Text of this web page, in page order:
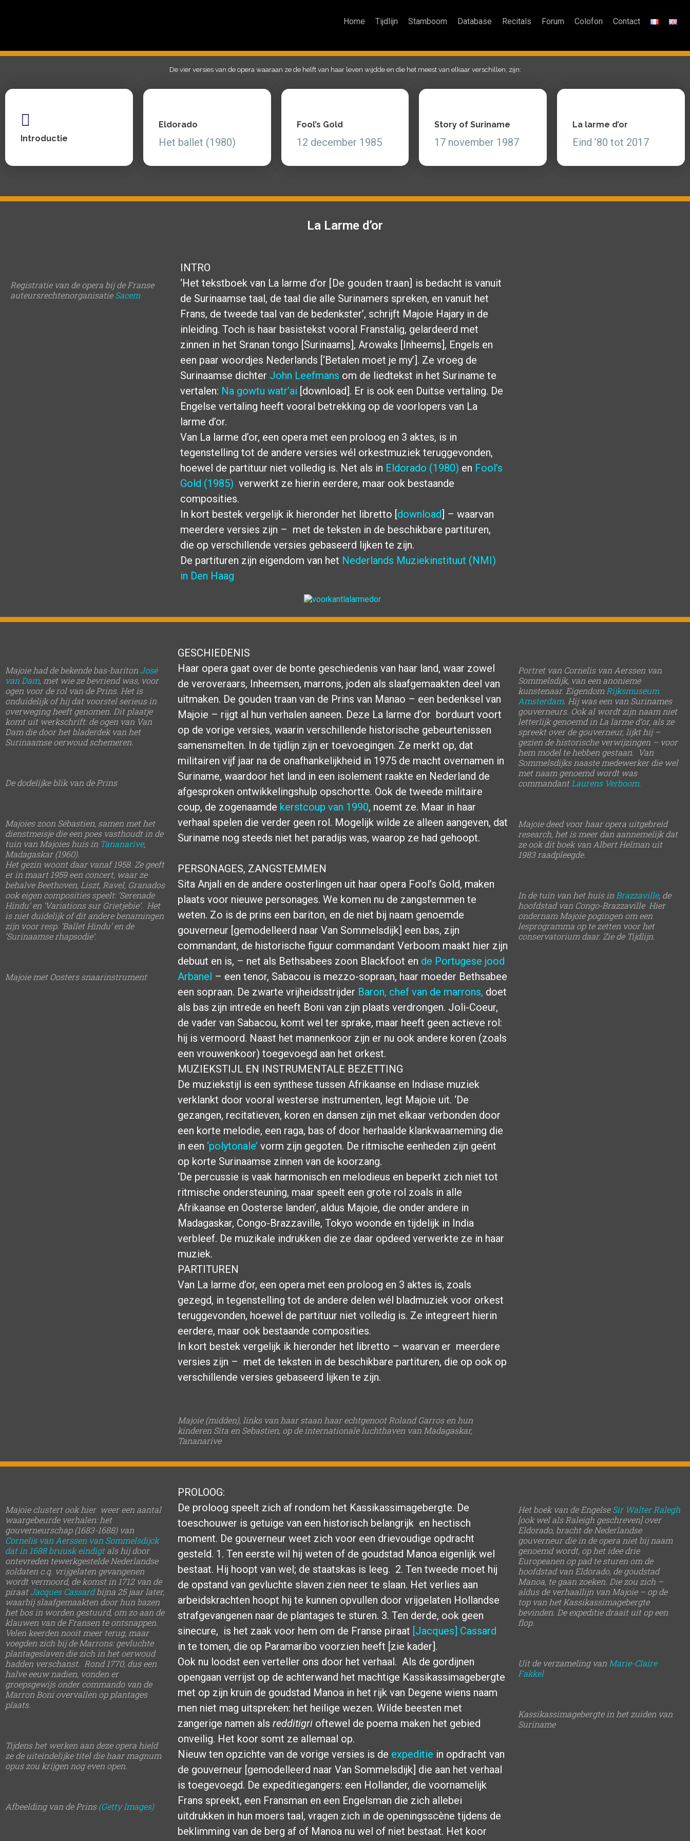
Home Tijdlijn Stamboom Database Recitals Forum Colofon Contact
De vier versies van de opera waaraan ze de helft van haar leven wijdde en die het meest van elkaar verschillen, zijn:
Introductie
Introductie Eldorado
Het ballet (1980)
Zie, lees en luister
Fool’s Gold
12 december 1985
Story of Suriname
17 november 1987
La larme d’or
Eind ’80 tot 2017
La Larme d’or
Registratie van de opera bij de Franse
auteursrechtenorganisatieSacem
INTRO
‘Het tekstboek van La larme d’or [De gouden traan] is bedacht is vanuit
de Surinaamse taal, de taal die alle Surinamers spreken, en vanuit het
Frans, de tweede taal van de bedenkster’, schrijft Majoie Hajary in de
inleiding. Toch is haar basistekst vooral Franstalig, gelardeerd met
zinnen in het Sranan tongo [Surinaams], Arowaks [Inheems], Engels en
een paar woordjes Nederlands [‘Betalen moet je my’]. Ze vroeg de
Surinaamse dichter John Leefmans om de liedtekst in het Suriname te
vertalen: Na gowtu watr’ai [download]. Er is ook een Duitse vertaling. De
Engelse vertaling heeft vooral betrekking op de voorlopers van La
larme d’or.
Van La larme d’or, een opera met een proloog en 3 aktes, is in
tegenstelling tot de andere versies wél orkestmuziek teruggevonden,
hoewel de partituur niet volledig is. Net als in Eldorado (1980) en Fool’s
Gold (1985) verwerkt ze hierin eerdere, maar ook bestaande
composities.
In kort bestek vergelijk ik hieronder het libretto [download] – waarvan
meerdere versies zijn – met de teksten in de beschikbare partituren,
die op verschillende versies gebaseerd lijken te zijn.
De partituren zijn eigendom van het Nederlands Muziekinstituut (NMI)
in Den Haag
Majoie had de bekende bas-bariton José
van Dam, met wie ze bevriend was, voor
ogen voor de rol van de Prins. Het is
onduidelijk of hij dat voorstel serieus in
overweging heeft genomen. Dit plaatje
komt uit werkschrift: de ogen van Van
Dam die door het bladerdek van het
Surinaamse oerwoud schemeren.
De dodelijke blik van de Prins
Majoies zoon Sébastien, samen met het
dienstmeisje die een poes vasthoudt in de
tuin van Majoies huis in Tananarive,
Madagaskar (1960).
Het gezin woont daar vanaf 1958. Ze geeft
er in maart 1959 een concert, waar ze
behalve Beethoven, Liszt, Ravel, Granados
ook eigen composities speelt: ‘Serenade
Hindu’ en ‘Variations sur Grietjebie’. Het
is niet duidelijk of dit andere benamingen
zijn voor resp. ‘Ballet Hindu’ en de
‘Surinaamse rhapsodie’.
Majoie met Oosters snaarinstrument
GESCHIEDENIS
Haar opera gaat over de bonte geschiedenis van haar land, waar zowel
de veroveraars, Inheemsen, marrons, joden als slaafgemaakten deel van
uitmaken. De gouden traan van de Prins van Manao – een bedenksel van
Majoie – rijgt al hun verhalen aaneen. Deze La larme d’or borduurt voort
op de vorige versies, waarin verschillende historische gebeurtenissen
samensmelten. In de tijdlijn zijn er toevoegingen. Ze merkt op, dat
militairen vijf jaar na de onafhankelijkheid in 1975 de macht overnamen in
Suriname, waardoor het land in een isolement raakte en Nederland de
afgesproken ontwikkelingshulp opschortte. Ook de tweede militaire
coup, de zogenaamde kerstcoup van 1990, noemt ze. Maar in haar
verhaal spelen die verder geen rol. Mogelijk wilde ze alleen aangeven, dat
Suriname nog steeds niet het paradijs was, waarop ze had gehoopt.
PERSONAGES, ZANGSTEMMEN
Sita Anjali en de andere oosterlingen uit haar opera Fool’s Gold, maken
plaats voor nieuwe personages. We komen nu de zangstemmen te
weten. Zo is de prins een bariton, en de niet bij naam genoemde
gouverneur [gemodelleerd naar Van Sommelsdijk] een bas, zijn
commandant, de historische figuur commandant Verboom maakt hier zijn
debuut en is, – net als Bethsabees zoon Blackfoot en de Portugese jood
Arbanel – een tenor, Sabacou is mezzo-sopraan, haar moeder Bethsabee
een sopraan. De zwarte vrijheidsstrijder Baron, chef van de marrons, doet
als bas zijn intrede en heeft Boni van zijn plaats verdrongen. Joli-Coeur,
de vader van Sabacou, komt wel ter sprake, maar heeft geen actieve rol:
hij is vermoord. Naast het mannenkoor zijn er nu ook andere koren (zoals
een vrouwenkoor) toegevoegd aan het orkest.
MUZIEKSTIJL EN INSTRUMENTALE BEZETTING
De muziekstijl is een synthese tussen Afrikaanse en Indiase muziek
verklankt door vooral westerse instrumenten, legt Majoie uit. ‘De
gezangen, recitatieven, koren en dansen zijn met elkaar verbonden door
een korte melodie, een raga, bas of door herhaalde klankwaarneming die
in een ‘polytonale’ vorm zijn gegoten. De ritmische eenheden zijn geënt
op korte Surinaamse zinnen van de koorzang.
‘De percussie is vaak harmonisch en melodieus en beperkt zich niet tot
ritmische ondersteuning, maar speelt een grote rol zoals in alle
Afrikaanse en Oosterse landen’, aldus Majoie, die onder andere in
Madagaskar, Congo-Brazzaville, Tokyo woonde en tijdelijk in India
verbleef. De muzikale indrukken die ze daar opdeed verwerkte ze in haar
muziek.
PARTITUREN
Van La larme d’or, een opera met een proloog en 3 aktes is, zoals
gezegd, in tegenstelling tot de andere delen wél bladmuziek voor orkest
teruggevonden, hoewel de partituur niet volledig is. Ze integreert hierin
eerdere, maar ook bestaande composities.
In kort bestek vergelijk ik hieronder het libretto – waarvan er meerdere
versies zijn – met de teksten in de beschikbare partituren, die op ook op
verschillende versies gebaseerd lijken te zijn.
Majoie (midden), links van haar staan haar echtgenoot Roland Garros en hun
kinderen Sita en Sebastien, op de internationale luchthaven van Madagaskar,
Tananarive
Portret van Cornelis van Aerssen van
Sommelsdijk, van een anonieme
kunstenaar. EigendomRijksmuseum
Amsterdam. Hij was een van Surinames
gouverneurs. Ook al wordt zijn naam niet
letterlijk genoemd in La larme d’or, als ze
spreekt over de gouverneur, lijkt hij –
gezien de historische verwijzingen – voor
hem model te hebben gestaan. Van
Sommelsdijks naaste medewerker die wel
met naam genoemd wordt was
commandantLaurens Verboom.
Majoie deed voor haar opera uitgebreid
research, het is meer dan aannemelijk dat
ze ook dit boek van Albert Helman uit
1983 raadpleegde.
In de tuin van het huis inBrazzaville, de
hoofdstad van Congo-Brazzaville Hier
ondernam Majoie pogingen om een
lesprogramma op te zetten voor het
conservatorium daar. Zie de Tijdlijn.
Majoie clustert ook hier weer een aantal
waargebeurde verhalen: het
gouverneurschap (1683-1688) van
Cornelis van Aerssen van Sommelsdijck
dat in 1688 bruusk eindigtals hij door
ontevreden tewerkgestelde Nederlandse
soldaten c.q. vrijgelaten gevangenen
wordt vermoord, de komst in 1712 van de
piraatJacques Cassardbijna 25 jaar later,
waarbij slaafgemaakten door hun bazen
het bos in worden gestuurd, om zo aan de
klauwen van de Fransen te ontsnappen.
Velen keerden nooit meer terug, maar
voegden zich bij de Marrons: gevluchte
plantageslaven die zich in het oerwoud
hadden verschanst. Rond 1770, dus een
halve eeuw nadien, vonden er
groepsgewijs onder commando van de
Marron Boni overvallen op plantages
plaats.
Tijdens het werken aan deze opera hield
ze de uiteindelijke titel die haar magnum
opus zou krijgen nog even open.
Afbeelding van de Prins(Getty Images)
PROLOOG:
De proloog speelt zich af rondom het Kassikassimagebergte. De
toeschouwer is getuige van een historisch belangrijk en hectisch
moment. De gouverneur weet zich voor een drievoudige opdracht
gesteld. 1. Ten eerste wil hij weten of de goudstad Manoa eigenlijk wel
bestaat. Hij hoopt van wel; de staatskas is leeg. 2. Ten tweede moet hij
de opstand van gevluchte slaven zien neer te slaan. Het verlies aan
arbeidskrachten hoopt hij te kunnen opvullen door vrijgelaten Hollandse
strafgevangenen naar de plantages te sturen. 3. Ten derde, ook geen
sinecure, is het zaak voor hem om de Franse piraat [Jacques] Cassard
in te tomen, die op Paramaribo voorzien heeft [zie kader].
Ook nu loodst een verteller ons door het verhaal. Als de gordijnen
opengaan verrijst op de achterwand het machtige Kassikassimagebergte
met op zijn kruin de goudstad Manoa in het rijk van Degene wiens naam
men niet mag uitspreken: het heilige wezen. Wilde beesten met
zangerige namen als redditigri oftewel de poema maken het gebied
onveilig. Het koor somt ze allemaal op.
Nieuw ten opzichte van de vorige versies is de expeditie in opdracht van
de gouverneur [gemodelleerd naar Van Sommelsdijk] die aan het verhaal
is toegevoegd. De expeditiegangers: een Hollander, die voornamelijk
Frans spreekt, een Fransman en een Engelsman die zich allebei
uitdrukken in hun moers taal, vragen zich in de openingsscène tijdens de
beklimming van de berg af of Manoa nu wel of niet bestaat. Het koor
Het boek van de EngelseSir Walter Ralegh
[ook wel als Raleigh geschreven] over
Eldorado, bracht de Nederlandse
gouverneur die in de opera niet bij naam
genoemd wordt, op het idee drie
Europeanen op pad te sturen om de
hoofdstad van Eldorado, de goudstad
Manoa, te gaan zoeken. Die zou zich –
aldus de verhaallijn van Majoie – op de
top van het Kassikassimagebergte
bevinden. De expeditie draait uit op een
flop.
Uit de verzameling vanMarie-Claire
Fakkel
Kassikassimagebergte in het zuiden van
Suriname